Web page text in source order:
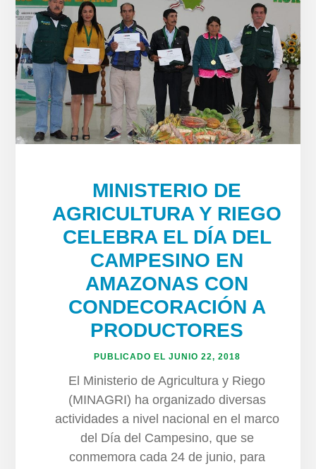
MINISTERIO DE
AGRICULTURA Y RIEGO
CELEBRA EL DÍA DEL
CAMPESINO EN
AMAZONAS CON
CONDECORACIÓN A
PRODUCTORES
PUBLICADO EL JUNIO 22, 2018
El Ministerio de Agricultura y Riego
(MINAGRI) ha organizado diversas
actividades a nivel nacional en el marco
del Día del Campesino, que se
conmemora cada 24 de junio, para